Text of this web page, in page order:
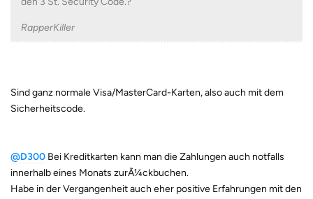
RapperKiller
Sind ganz normale Visa/MasterCard-Karten, also auch mit dem
Sicherheitscode.
@D300 Bei Kreditkarten kann man die Zahlungen auch notfalls
innerhalb eines Monats zurÃ¼ckbuchen.
Habe in der Vergangenheit auch eher positive Erfahrungen mit den